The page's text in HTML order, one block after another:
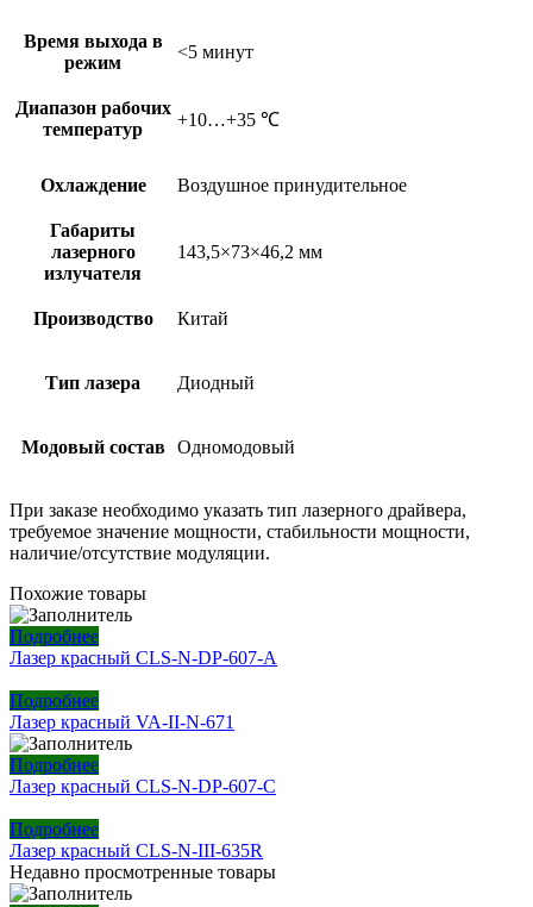
Время выхода в
режим
<5 минут
Диапазон рабочих
температур
+10…+35 ℃
Охлаждение Воздушное принудительное
Габариты
лазерного
излучателя
143,5×73×46,2 мм
Производство Китай
Тип лазера Диодный
Модовый состав Одномодовый
При заказе необходимо указать тип лазерного драйвера,
требуемое значение мощности, стабильности мощности,
наличие/отсутствие модуляции.
Похожие товары
Подробнее
Лазер красный CLS-N-DP-607-A
Подробнее
Лазер красный VA-II-N-671
Подробнее
Лазер красный CLS-N-DP-607-C
Подробнее
Лазер красный CLS-N-III-635R
Недавно просмотренные товары